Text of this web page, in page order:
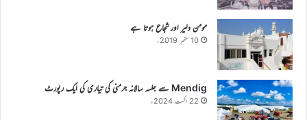
مومن دلیر اور شجاع ہوتا ہے
10 ستمبر 2019ء
Mendig سے جلسہ سالانہ جرمنی کی تیاری کی ایک رپورٹ
22 اگست 2024ء